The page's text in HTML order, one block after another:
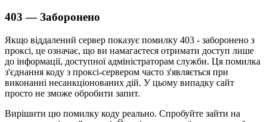
403 — Заборонено
Якщо віддалений сервер показує помилку 403 - заборонено з
проксі, це означає, що ви намагаєтеся отримати доступ лише
до інформації, доступної адміністраторам служби. Ця помилка
з'єднання коду з проксі-сервером часто з'являється при
виконанні несанкціонованих дій. У цьому випадку сайт
просто не зможе обробити запит.
Вирішити цю помилку коду реально. Спробуйте зайти на